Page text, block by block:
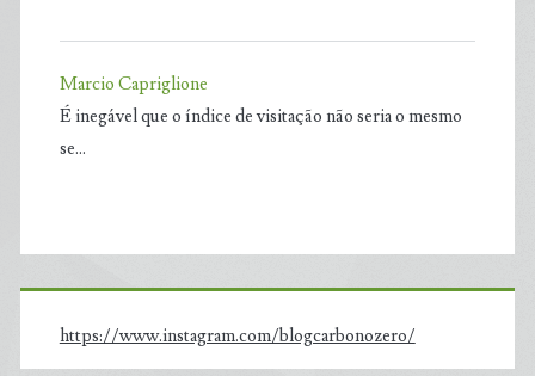
Marcio Capriglione
É inegável que o índice de visitação não seria o mesmo
se…
https://www.instagram.com/blogcarbonozero/